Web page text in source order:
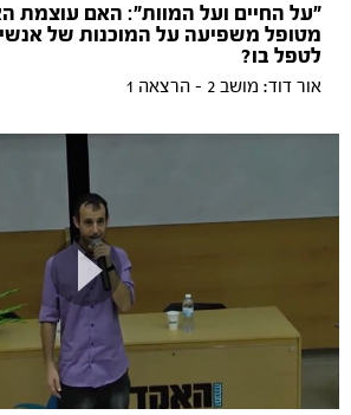
"על החיים ועל המוות": האם עוצמת
מטופל משפיעה על המוכנות של
לטפל בו?
אור דוד: מושב 2 - הרצאה 1